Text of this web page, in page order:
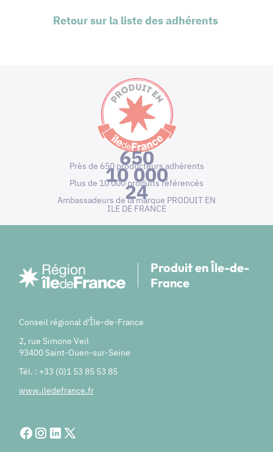
Retour sur la liste des adhérents
650
Près de 650 producteurs adhérents
10 000
Plus de 10 000 produits référencés
24
Ambassadeurs de la marque PRODUIT EN
ILE DE FRANCE
Produit en Île-de-
France
Conseil régional d'Île-de-France
2, rue Simone Veil
93400 Saint-Ouen-sur-Seine
Tél. : +33 (0)1 53 85 53 85
www.iledefrance.fr